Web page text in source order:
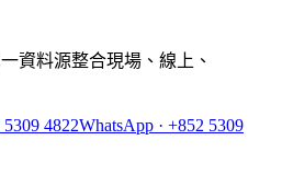
資料源整合現場、線上、
4822WhatsApp · +852 5309